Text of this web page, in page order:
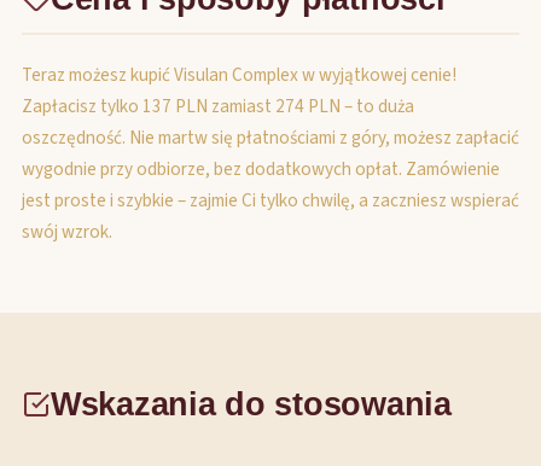
Teraz możesz kupić Visulan Complex w wyjątkowej cenie!
Zapłacisz tylko 137 PLN zamiast 274 PLN – to duża
oszczędność. Nie martw się płatnościami z góry, możesz zapłacić
wygodnie przy odbiorze, bez dodatkowych opłat. Zamówienie
jest proste i szybkie – zajmie Ci tylko chwilę, a zaczniesz wspierać
swój wzrok.
Wskazania do stosowania